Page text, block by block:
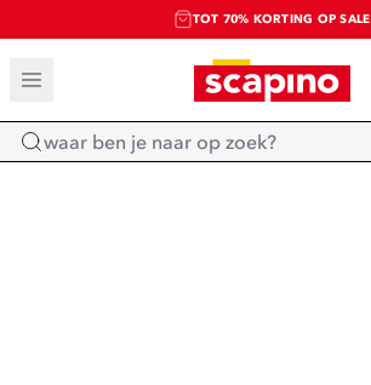
TOT 70% KORTING OP SALE
SALE: LAATSTE KANS!
SHOP NIEUW
Home